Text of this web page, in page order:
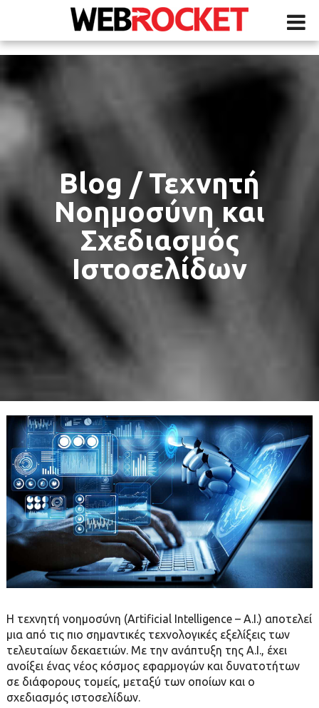
Blog / Τεχνητή
Νοημοσύνη και
Σχεδιασμός
Ιστοσελίδων
Η τεχνητή νοημοσύνη (Artificial Intelligence – A.I.) αποτελεί
μια από τις πιο σημαντικές τεχνολογικές εξελίξεις των
τελευταίων δεκαετιών. Με την ανάπτυξη της A.I., έχει
ανοίξει ένας νέος κόσμος εφαρμογών και δυνατοτήτων
σε διάφορους τομείς, μεταξύ των οποίων και ο
σχεδιασμός ιστοσελίδων.